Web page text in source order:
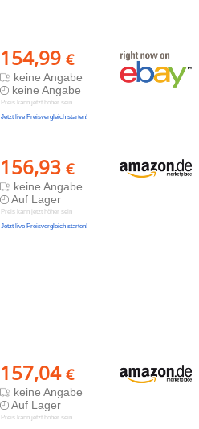
154,99 €
keine Angabe
keine Angabe
Preis kann jetzt höher sein
Jetzt live Preisvergleich starten!
156,93 €
keine Angabe
Auf Lager
Preis kann jetzt höher sein
Jetzt live Preisvergleich starten!
157,04 €
keine Angabe
Auf Lager
Preis kann jetzt höher sein